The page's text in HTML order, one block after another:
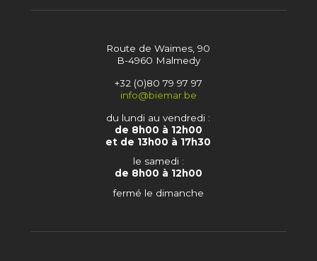
Route de Waimes, 90
B-4960 Malmedy
+32 (0)80 79 97 97
info@biemar.be
du lundi au vendredi :
de 8h00 à 12h00
et de 13h00 à 17h30
le samedi :
de 8h00 à 12h00
fermé le dimanche